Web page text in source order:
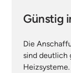
Günstig
Die
sind deutlich